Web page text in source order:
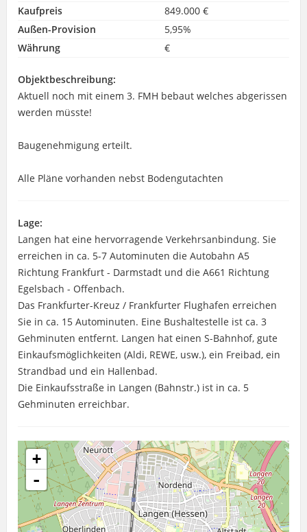
Kaufpreis
849.000 €
Außen-Provision
5,95%
Währung
€
Objektbeschreibung:
Aktuell noch mit einem 3. FMH bebaut welches abgerissen
werden müsste!
Baugenehmigung erteilt.
Alle Pläne vorhanden nebst Bodengutachten
Lage:
Langen hat eine hervorragende Verkehrsanbindung. Sie
erreichen in ca. 5-7 Autominuten die Autobahn A5
Richtung Frankfurt - Darmstadt und die A661 Richtung
Egelsbach - Offenbach.
Das Frankfurter-Kreuz / Frankfurter Flughafen erreichen
Sie in ca. 15 Autominuten. Eine Bushaltestelle ist ca. 3
Gehminuten entfernt. Langen hat einen S-Bahnhof, gute
Einkaufsmöglichkeiten (Aldi, REWE, usw.), ein Freibad, ein
Strandbad und ein Hallenbad.
Die Einkaufsstraße in Langen (Bahnstr.) ist in ca. 5
Gehminuten erreichbar.
+
-